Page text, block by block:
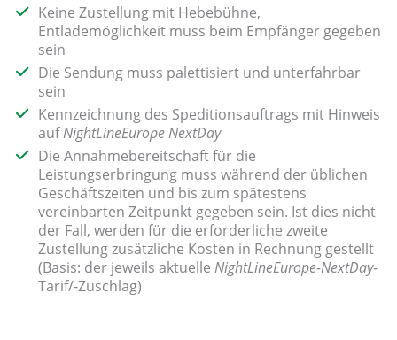
Keine Zustellung mit Hebebühne,
Entlademöglichkeit muss beim Empfänger gegeben
sein
Die Sendung muss palettisiert und unterfahrbar
sein
Kennzeichnung des Speditionsauftrags mit Hinweis
aufNightLineEurope NextDay
Die Annahmebereitschaft für die
Leistungserbringung muss während der üblichen
Geschäftszeiten und bis zum spätestens
vereinbarten Zeitpunkt gegeben sein. Ist dies nicht
der Fall, werden für die erforderliche zweite
Zustellung zusätzliche Kosten in Rechnung gestellt
(Basis: der jeweils aktuelle NightLineEurope-NextDay-
Tarif/-Zuschlag)